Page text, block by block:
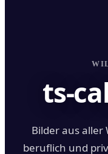
ts-
Bilder aus aller
beruflich und